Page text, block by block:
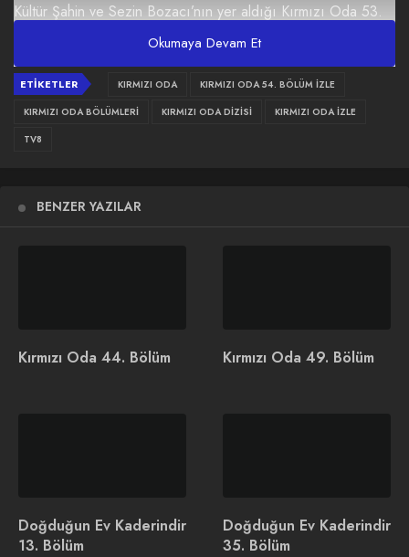
Kültür Şahin ve Sezin Bozacı’nın yer aldığı Kırmızı Oda 53.
de Derya güvende hissetmeyi öğreniyor. Zekiye’nin
hayata gözlerini açtığı gün gösterilecek.
Kırmızı Oda 54. Bölüm izlemek için tıklayınız.
Kırmızı Oda 54. Bölüm Fragmanı
Okumaya Devam Et
ETIKETLER KIRMIZI ODA
KIRMIZI ODA 54. BÖLÜM İZLE
KIRMIZI ODA BÖLÜMLERI
KIRMIZI ODA DIZISI
KIRMIZI ODA IZLE
TV8
BENZER YAZILAR
Kırmızı Oda 44. Bölüm Kırmızı Oda 49. Bölüm
Doğduğun Ev Kaderindir
13. Bölüm
Doğduğun Ev Kaderindir
35. Bölüm